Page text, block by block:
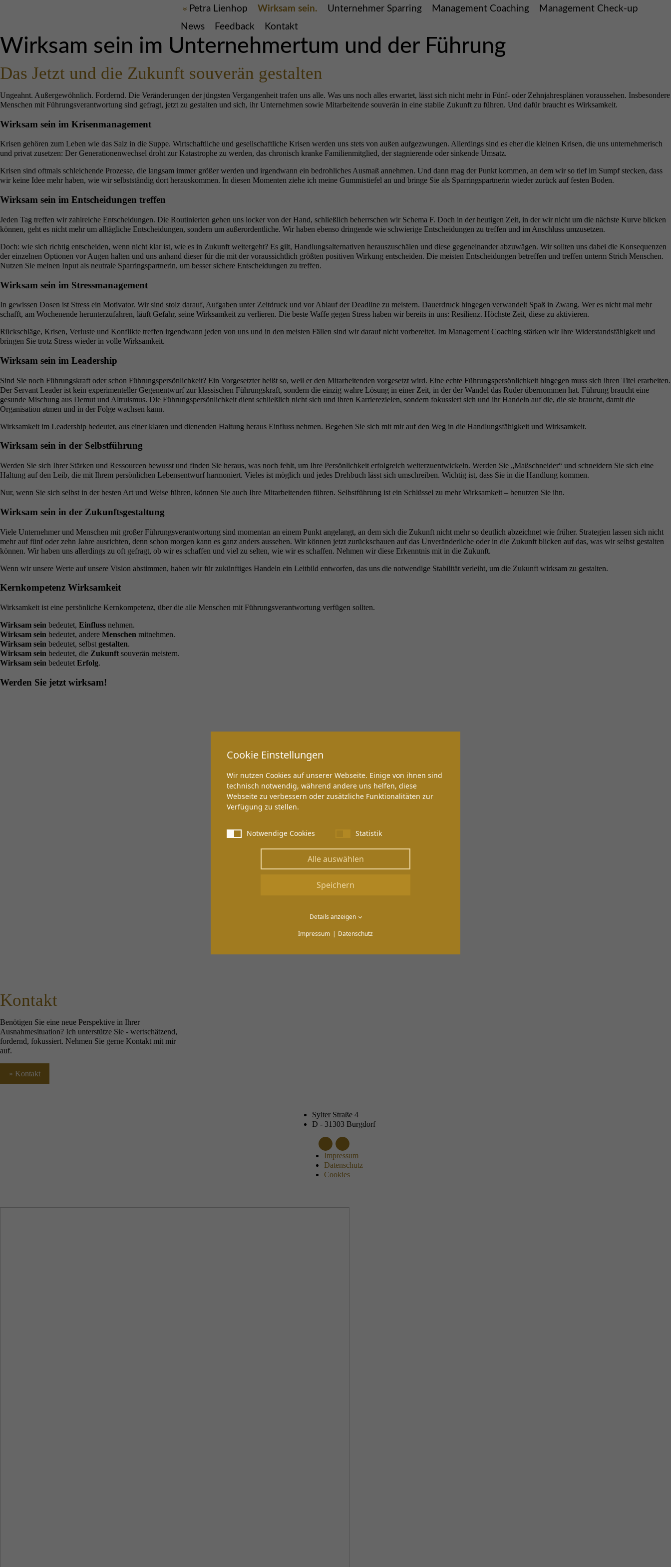
Petra Lienhop Wirksam sein. Unternehmer Sparring Management Coaching
Management Check-up
News
Feedback Kontakt
Wirksam sein im Unternehmertum und der Führung
Das Jetzt und die Zukunft souverän gestalten
Ungeahnt. Außergewöhnlich. Fordernd. Die Veränderungen der jüngsten Vergangenheit trafen uns alle. Was uns noch alles erwartet, lässt sich nicht mehr in Fünf- oder Zehnjahresplänen voraussehen. Insbesondere
Menschen mit Führungsverantwortung sind gefragt, jetzt zu gestalten und sich, ihr Unternehmen sowie Mitarbeitende souverän in eine stabile Zukunft zu führen. Und dafür braucht es Wirksamkeit.
Wirksam sein im Krisenmanagement
Krisen gehören zum Leben wie das Salz in die Suppe. Wirtschaftliche und gesellschaftliche Krisen werden uns stets von außen aufgezwungen. Allerdings sind es eher die kleinen Krisen, die uns unternehmerisch
und privat zusetzen: Der Generationenwechsel droht zur Katastrophe zu werden, das chronisch kranke Familienmitglied, der stagnierende oder sinkende Umsatz.
Krisen sind oftmals schleichende Prozesse, die langsam immer größer werden und irgendwann ein bedrohliches Ausmaß annehmen. Und dann mag der Punkt kommen, an dem wir so tief im Sumpf stecken, dass
wir keine Idee mehr haben, wie wir selbstständig dort herauskommen. In diesen Momenten ziehe ich meine Gummistiefel an und bringe Sie als Sparringspartnerin wieder zurück auf festen Boden.
Wirksam sein im Entscheidungen treffen
Jeden Tag treffen wir zahlreiche Entscheidungen. Die Routinierten gehen uns locker von der Hand, schließlich beherrschen wir Schema F. Doch in der heutigen Zeit, in der wir nicht um die nächste Kurve blicken
können, geht es nicht mehr um alltägliche Entscheidungen, sondern um außerordentliche. Wir haben ebenso dringende wie schwierige Entscheidungen zu treffen und im Anschluss umzusetzen.
Doch: wie sich richtig entscheiden, wenn nicht klar ist, wie es in Zukunft weitergeht? Es gilt, Handlungsalternativen herauszuschälen und diese gegeneinander abzuwägen. Wir sollten uns dabei die Konsequenzen
der einzelnen Optionen vor Augen halten und uns anhand dieser für die mit der voraussichtlich größten positiven Wirkung entscheiden. Die meisten Entscheidungen betreffen und treffen unterm Strich Menschen.
Nutzen Sie meinen Input als neutrale Sparringspartnerin, um besser sichere Entscheidungen zu treffen.
Wirksam sein im Stressmanagement
In gewissen Dosen ist Stress ein Motivator. Wir sind stolz darauf, Aufgaben unter Zeitdruck und vor Ablauf der Deadline zu meistern. Dauerdruck hingegen verwandelt Spaß in Zwang. Wer es nicht mal mehr
schafft, am Wochenende herunterzufahren, läuft Gefahr, seine Wirksamkeit zu verlieren. Die beste Waffe gegen Stress haben wir bereits in uns: Resilienz. Höchste Zeit, diese zu aktivieren.
Rückschläge, Krisen, Verluste und Konflikte treffen irgendwann jeden von uns und in den meisten Fällen sind wir darauf nicht vorbereitet. Im Management Coaching stärken wir Ihre Widerstandsfähigkeit und
bringen Sie trotz Stress wieder in volle Wirksamkeit.
Wirksam sein im Leadership
Sind Sie noch Führungskraft oder schon Führungspersönlichkeit? Ein Vorgesetzter heißt so, weil er den Mitarbeitenden vorgesetzt wird. Eine echte Führungspersönlichkeit hingegen muss sich ihren Titel erarbeiten.
Der Servant Leader ist kein experimenteller Gegenentwurf zur klassischen Führungskraft, sondern die einzig wahre Lösung in einer Zeit, in der der Wandel das Ruder übernommen hat. Führung braucht eine
gesunde Mischung aus Demut und Altruismus. Die Führungspersönlichkeit dient schließlich nicht sich und ihren Karrierezielen, sondern fo­kussiert sich und ihr Handeln auf die, die sie braucht, damit die
Organisation atmen und in der Folge wachsen kann.
Wirksamkeit im Leadership bedeutet, aus einer klaren und dienenden Haltung heraus Einfluss nehmen. Begeben Sie sich mit mir auf den Weg in die Handlungsfähigkeit und Wirksamkeit.
Wirksam sein in der Selbstführung
Werden Sie sich Ihrer Stärken und Ressourcen bewusst und finden Sie heraus, was noch fehlt, um Ihre Persönlichkeit erfolgreich weiterzuentwickeln. Werden Sie „Maßschneider“ und schneidern Sie sich eine
Haltung auf den Leib, die mit Ihrem persönlichen Lebensentwurf harmoniert. Vieles ist möglich und jedes Drehbuch lässt sich umschreiben. Wichtig ist, dass Sie in die Handlung kommen.
Nur, wenn Sie sich selbst in der besten Art und Weise führen, können Sie auch Ihre Mitarbeitenden führen. Selbstführung ist ein Schlüssel zu mehr Wirksamkeit – benutzen Sie ihn.
Wirksam sein in der Zukunftsgestaltung
Viele Unternehmer und Menschen mit großer Führungsverantwortung sind momentan an einem Punkt angelangt, an dem sich die Zukunft nicht mehr so deutlich abzeichnet wie früher. Strategien lassen sich nicht
mehr auf fünf oder zehn Jahre ausrichten, denn schon morgen kann es ganz anders aussehen. Wir können jetzt zurückschauen auf das Unveränderliche oder in die Zukunft blicken auf das, was wir selbst gestalten
können. Wir haben uns allerdings zu oft gefragt, ob wir es schaffen und viel zu selten, wie wir es schaffen. Nehmen wir diese Erkenntnis mit in die Zukunft.
Wenn wir unsere Werte auf unsere Vision abstimmen, haben wir für zukünftiges Handeln ein Leitbild entworfen, das uns die notwendige Stabilität verleiht, um die Zukunft wirksam zu gestalten.
Kernkompetenz Wirksamkeit
Wirksamkeit ist eine persönliche Kernkompetenz, über die alle Menschen mit Führungsverantwortung verfügen sollten.
Wirksam sein bedeutet, Einfluss nehmen.
Wirksam sein bedeutet, andere Menschen mitnehmen.
Wirksam sein bedeutet, selbst gestalten.
Wirksam sein bedeutet, die Zukunft souverän meistern.
Wirksam sein bedeutet Erfolg.
Werden Sie jetzt wirksam!
Kontakt
Benötigen Sie eine neue Perspektive in Ihrer
Ausnahmesituation? Ich unterstütze Sie - wertschätzend,
fordernd, fokussiert. Nehmen Sie gerne Kontakt mit mir
auf.
Kontakt
Sylter Straße 4
D - 31303 Burgdorf
Impressum
Datenschutz
Cookies
Cookie Einstellungen
Wir nutzen Cookies auf unserer Webseite. Einige von ihnen sind
technisch notwendig, während andere uns helfen, diese
Webseite zu verbessern oder zusätzliche Funktionalitäten zur
Verfügung zu stellen.
Notwendige Cookies Statistik
Alle auswählen
Speichern
Details anzeigen
Impressum
Datenschutz